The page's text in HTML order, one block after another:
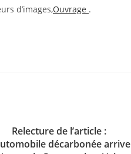
d’images,Ouvrage .
Relecture de l’article :
décarbonée arrive